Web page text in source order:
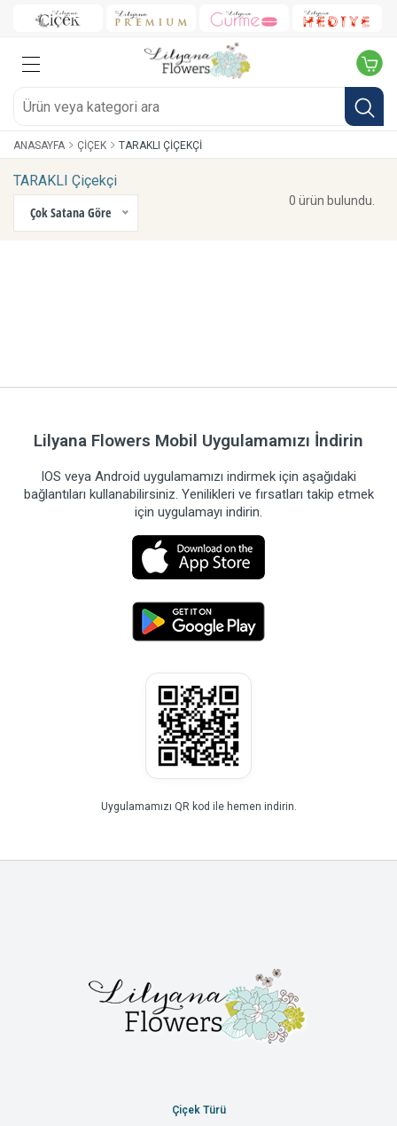
ANASAYFA ÇIÇEK TARAKLI ÇIÇEKÇI
TARAKLI Çiçekçi
Çok Satana Göre
0 ürün bulundu.
Lilyana Flowers Mobil Uygulamamızı İndirin
IOS veya Android uygulamamızı indirmek için aşağıdaki
bağlantıları kullanabilirsiniz. Yenilikleri ve fırsatları takip etmek
için uygulamayı indirin.
Uygulamamızı QR kod ile hemen indirin.
Çiçek Türü